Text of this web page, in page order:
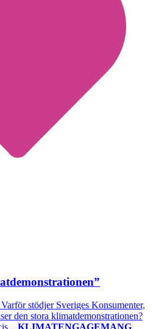
Varför stödjer Sveriges Konsumenter,
den stora klimatdemonstrationen?